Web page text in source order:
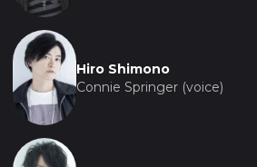
Hiro Shimono
Connie Springer (voice)